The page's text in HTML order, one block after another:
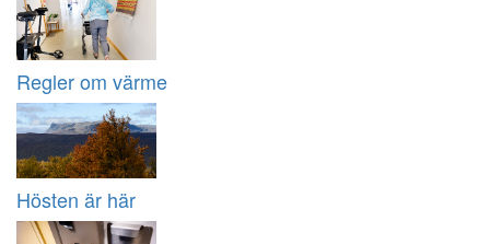
Regler om värme
Hösten är här